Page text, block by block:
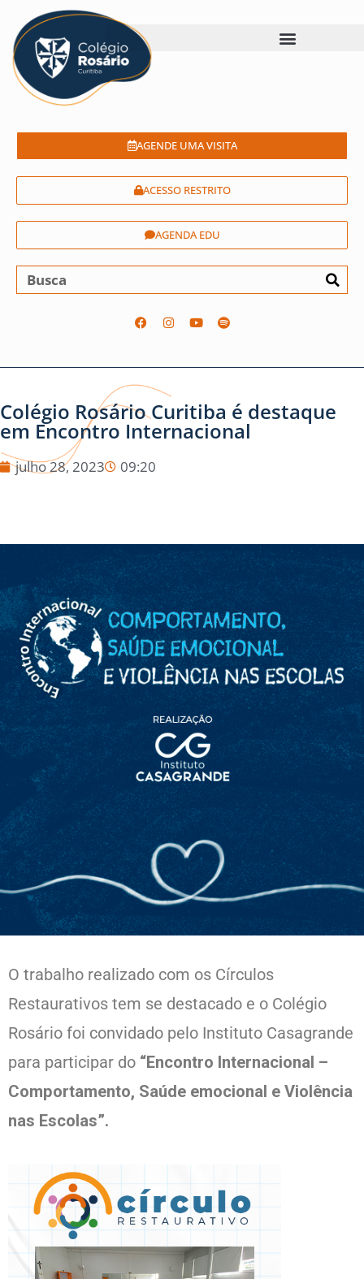
AGENDE UMA VISITA
ACESSO RESTRITO
AGENDA EDU
Colégio Rosário Curitiba é destaque
em Encontro Internacional
julho 28, 2023 09:20
O trabalho realizado com os Círculos
Restaurativos tem se destacado e o Colégio
Rosário foi convidado pelo Instituto Casagrande
para participar do “Encontro Internacional –
Comportamento, Saúde emocional e Violência
nas Escolas”.